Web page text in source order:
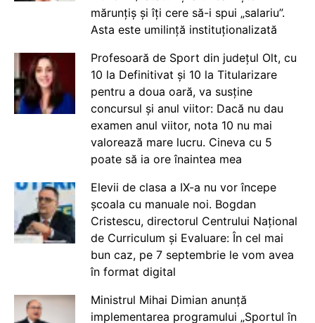
mărunțiș și îți cere să-i spui „salariu”.
Asta este umilință instituționalizată
Profesoară de Sport din județul Olt, cu
10 la Definitivat și 10 la Titularizare
pentru a doua oară, va susține
concursul și anul viitor: Dacă nu dau
examen anul viitor, nota 10 nu mai
valorează mare lucru. Cineva cu 5
poate să ia ore înaintea mea
Elevii de clasa a IX-a nu vor începe
școala cu manuale noi. Bogdan
Cristescu, directorul Centrului Național
de Curriculum și Evaluare: În cel mai
bun caz, pe 7 septembrie le vom avea
în format digital
Ministrul Mihai Dimian anunță
implementarea programului „Sportul în